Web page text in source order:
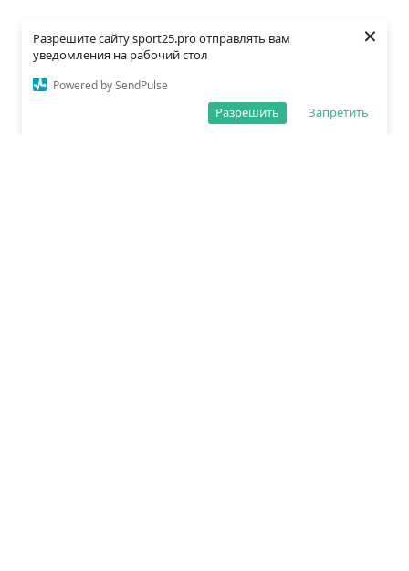
Разрешите сайту sport25.pro отправлять вам
уведомления на рабочий стол
Powered by SendPulse
Запретить
Разрешить
×